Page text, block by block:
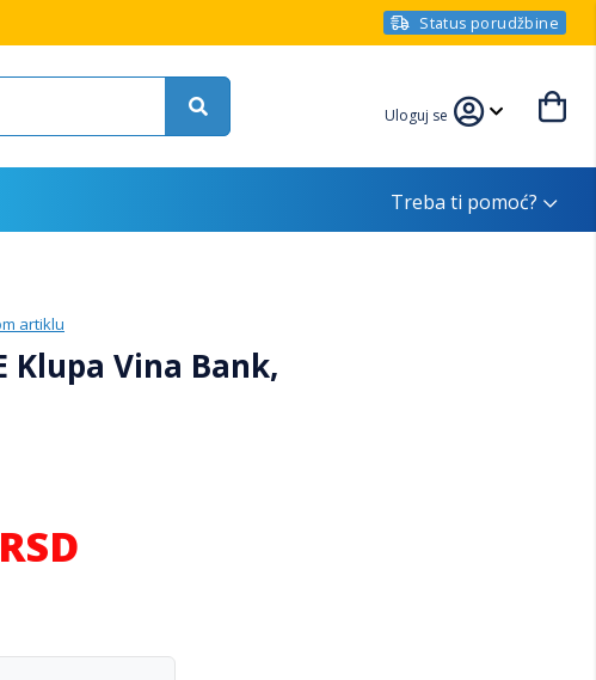
Status porudžbine
Uloguj se
Treba ti pomoć?
artiklu
Klupa Vina Bank,
RSD